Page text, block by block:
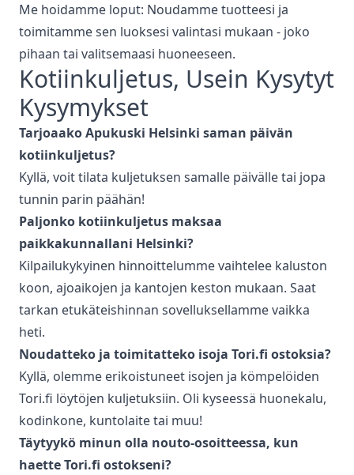
Me hoidamme loput: Noudamme tuotteesi ja
toimitamme sen luoksesi valintasi mukaan - joko
pihaan tai valitsemaasi huoneeseen.
Kotiinkuljetus, Usein Kysytyt
Kysymykset
Tarjoaako Apukuski Helsinki saman päivän
kotiinkuljetus?
Kyllä, voit tilata kuljetuksen samalle päivälle tai jopa
tunnin parin päähän!
Paljonko kotiinkuljetus maksaa
paikkakunnallani Helsinki?
Kilpailukykyinen hinnoittelumme vaihtelee kaluston
koon, ajoaikojen ja kantojen keston mukaan. Saat
tarkan etukäteishinnan sovelluksellamme vaikka
heti.
Noudatteko ja toimitatteko isoja Tori.fi ostoksia?
Kyllä, olemme erikoistuneet isojen ja kömpelöiden
Tori.fi löytöjen kuljetuksiin. Oli kyseessä huonekalu,
kodinkone, kuntolaite tai muu!
Täytyykö minun olla nouto-osoitteessa, kun
haette Tori.fi ostokseni?